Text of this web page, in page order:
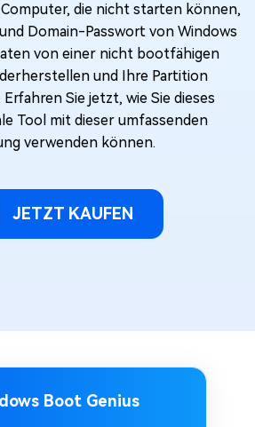
die nicht starten können,
Domain-Passwort von Windows
von einer nicht bootfähigen
und Ihre Partition
Sie jetzt, wie Sie dieses
Tool mit dieser umfassenden
verwenden können.
JETZT KAUFEN
Boot Genius